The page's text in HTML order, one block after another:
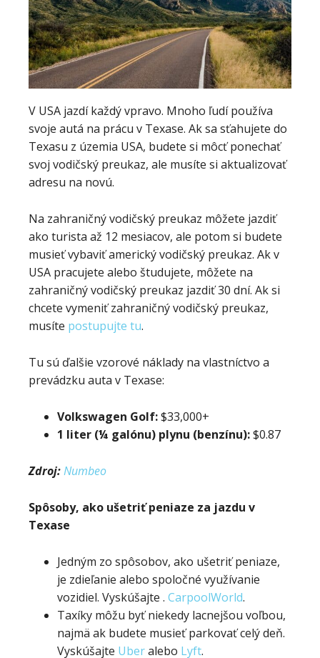
V USA jazdí každý vpravo. Mnoho ľudí používa
svoje autá na prácu v Texase. Ak sa sťahujete do
Texasu z územia USA, budete si môcť ponechať
svoj vodičský preukaz, ale musíte si aktualizovať
adresu na novú.
Na zahraničný vodičský preukaz môžete jazdiť
ako turista až 12 mesiacov, ale potom si budete
musieť vybaviť americký vodičský preukaz. Ak v
USA pracujete alebo študujete, môžete na
zahraničný vodičský preukaz jazdiť 30 dní. Ak si
chcete vymeniť zahraničný vodičský preukaz,
musíte postupujte tu.
Tu sú ďalšie vzorové náklady na vlastníctvo a
prevádzku auta v Texase:
Volkswagen Golf:$33,000+
1 liter (¼ galónu) plynu (benzínu):$0.87
Zdroj:Numbeo
Spôsoby, ako ušetriť peniaze za jazdu v
Texase
Jedným zo spôsobov, ako ušetriť peniaze,
je zdieľanie alebo spoločné využívanie
vozidiel. Vyskúšajte . CarpoolWorld.
Taxíky môžu byť niekedy lacnejšou voľbou,
najmä ak budete musieť parkovať celý deň.
Vyskúšajte Uberalebo Lyft.